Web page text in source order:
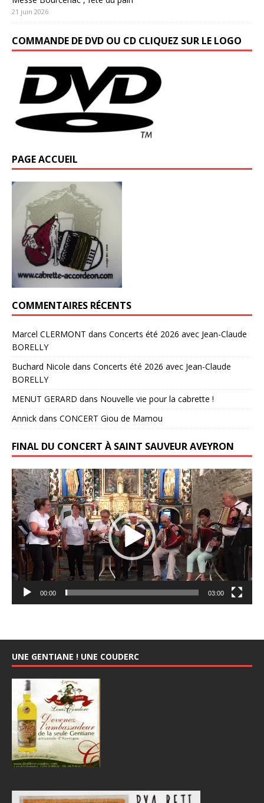
21 juin 2026
COMMANDE DE DVD OU CD CLIQUEZ SUR LE LOGO
PAGE ACCUEIL
COMMENTAIRES RÉCENTS
Marcel CLERMONT dans Concerts été 2026 avec Jean-Claude
BORELLY
Buchard Nicole dans Concerts été 2026 avec Jean-Claude
BORELLY
MENUT GERARD dans Nouvelle vie pour la cabrette !
Annick dans CONCERT Giou de Mamou
FINAL DU CONCERT À SAINT SAUVEUR AVEYRON
Lecteur
vidéo
00:00 03:00
UNE GENTIANE ! UNE COUDERC